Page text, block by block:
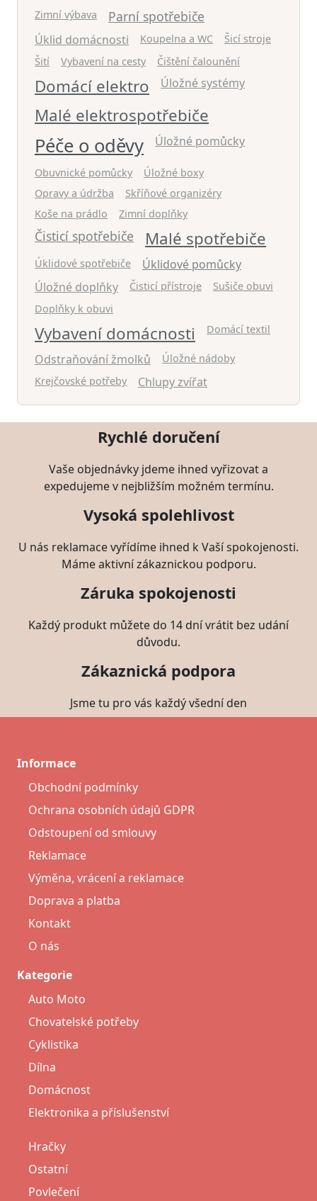
Zimní výbava Parní spotřebiče
Úklid domácnosti Koupelna a WC
Šicí stroje
Šití
Vybavení na cesty Čištění čalounění
Domácí elektro Úložné systémy
Malé elektrospotřebiče
Péče o oděvy Úložné pomůcky
Obuvnické pomůcky
Úložné boxy
Opravy a údržba
Skříňové organizéry
Koše na prádlo
Zimní doplňky
Čisticí spotřebiče Malé spotřebiče
Úklidové spotřebiče
Úklidové pomůcky
Úložné doplňky
Čisticí přístroje
Sušiče obuvi
Doplňky k obuvi
Vybavení domácnosti Domácí textil
Odstraňování žmolků
Úložné nádoby
Krejčovské potřeby
Chlupy zvířat
Rychlé doručení
Vaše objednávky jdeme ihned vyřizovat a
expedujeme v nejbližším možném termínu.
Vysoká spolehlivost
U nás reklamace vyřídíme ihned k Vaší spokojenosti.
Máme aktivní zákaznickou podporu.
Záruka spokojenosti
Každý produkt můžete do 14 dní vrátit bez udání
důvodu.
Zákaznická podpora
Jsme tu pro vás každý všední den
Informace
Obchodní podmínky
Ochrana osobních údajů GDPR
Odstoupení od smlouvy
Reklamace
Výměna, vrácení a reklamace
Doprava a platba
Kontakt
O nás
Kategorie
Auto Moto
Chovatelské potřeby
Cyklistika
Dílna
Domácnost
Elektronika a příslušenství
Hračky
Ostatní
Povlečení